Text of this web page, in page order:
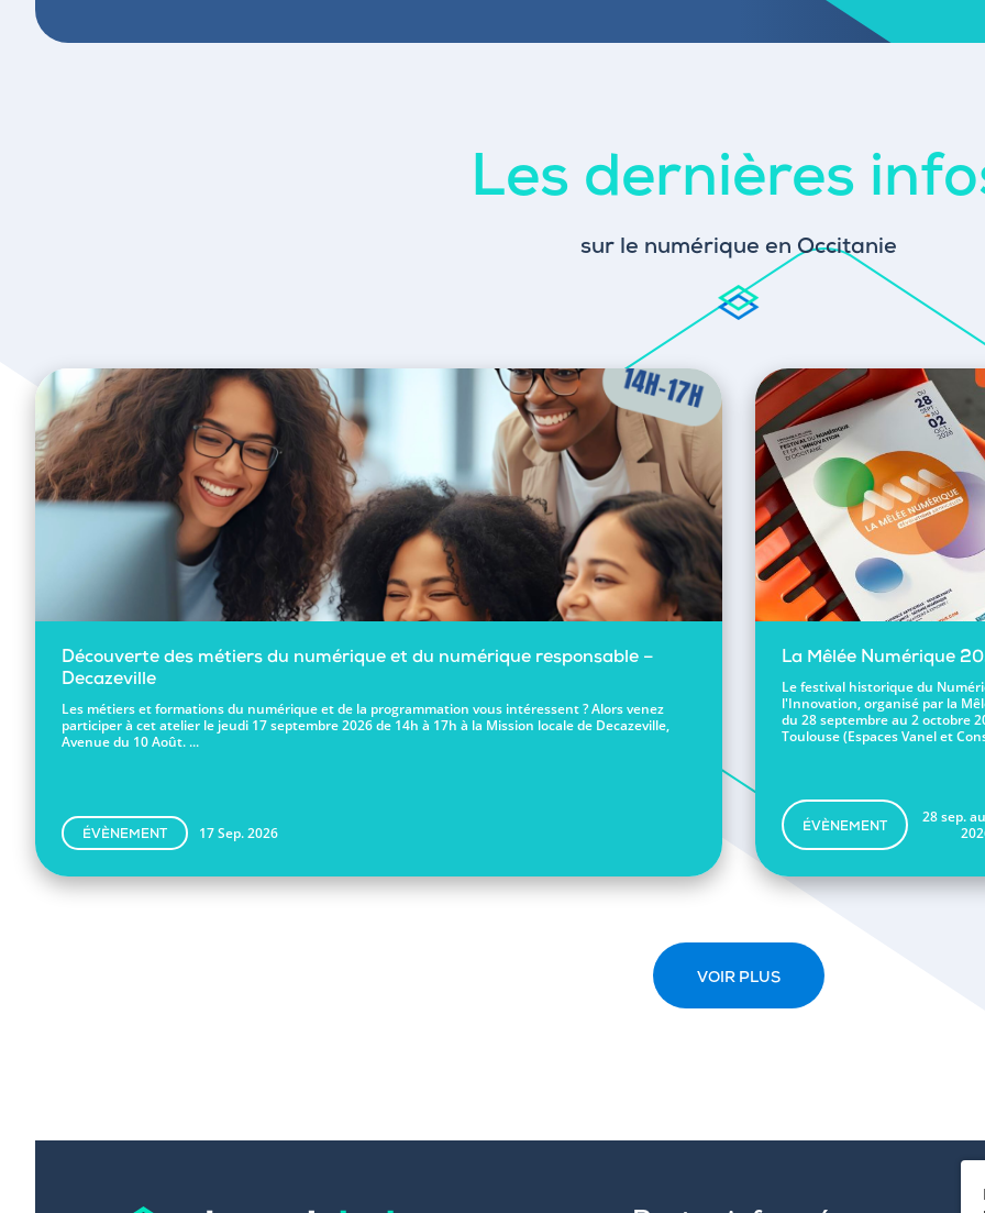
Les dernières
sur le numérique en Occitanie
Découverte des métiers du numérique et du numérique responsable –
Decazeville
Les métiers et formations du numérique et de la programmation vous intéressent ? Alors venez
participer à cet atelier le jeudi 17 septembre 2026 de 14h à 17h à la Mission locale de Decazeville,
Avenue du 10 Août. ...
ÉVÈNEMENT 17 Sep. 2026
La Mêlée Numérique
Le festival historique du
l'Innovation, organisé par la
du 28 septembre au 2 octobre
Toulouse (Espaces Vanel et
ÉVÈNEMENT
28 sep.
VOIR PLUS